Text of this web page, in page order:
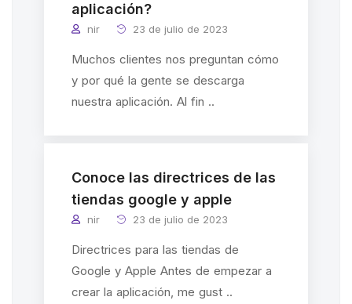
aplicación?
nir 23 de julio de 2023
Muchos clientes nos preguntan cómo
y por qué la gente se descarga
nuestra aplicación. Al fin ..
Conoce las directrices de las
tiendas google y apple
nir 23 de julio de 2023
Directrices para las tiendas de
Google y Apple Antes de empezar a
crear la aplicación, me gust ..